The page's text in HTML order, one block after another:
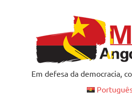
Em defesa da democracia,